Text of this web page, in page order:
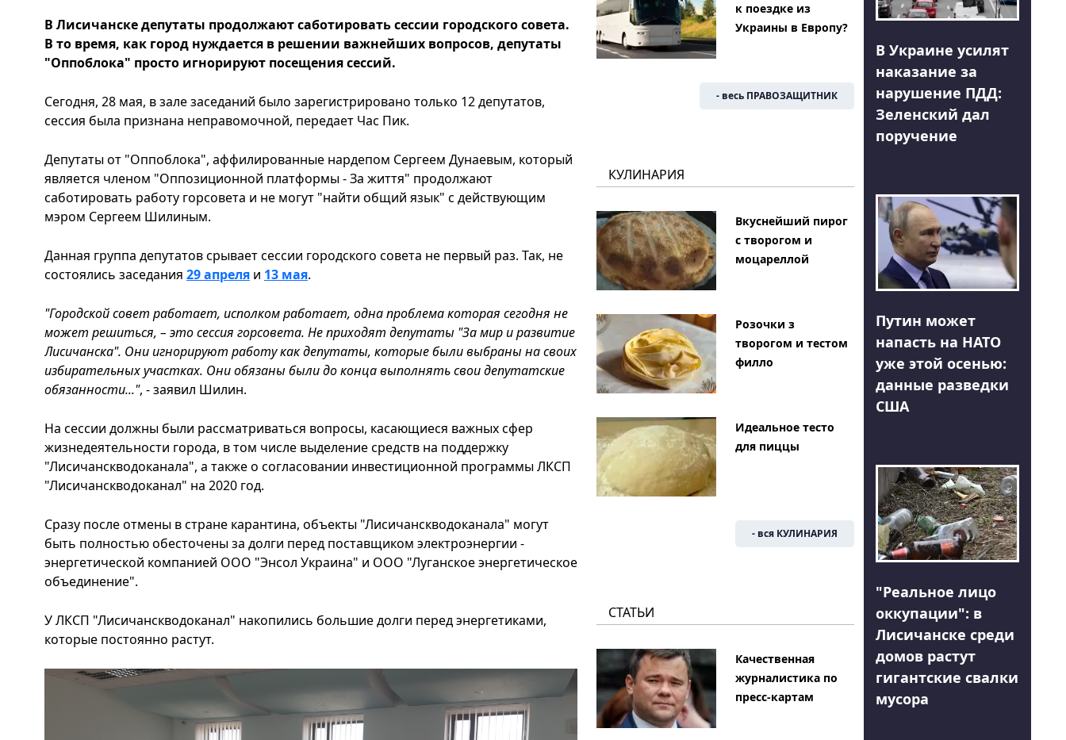
В Лисичанске депутаты продолжают саботировать сессии городского совета.
В то время, как город нуждается в решении важнейших вопросов, депутаты
"Оппоблока" просто игнорируют посещения сессий.
Сегодня, 28 мая, в зале заседаний было зарегистрировано только 12 депутатов,
сессия была признана неправомочной, передает Час Пик.
Депутаты от "Оппоблока", аффилированные нардепом Сергеем Дунаевым, который
является членом "Оппозиционной платформы - За життя" продолжают
саботировать работу горсовета и не могут "найти общий язык" с действующим
мэром Сергеем Шилиным.
Данная группа депутатов срывает сессии городского совета не первый раз. Так, не
состоялись заседания 29 апреля и 13 мая.
"Городской совет работает, исполком работает, одна проблема которая сегодня не
может решиться, – это сессия горсовета. Не приходят депутаты "За мир и развитие
Лисичанска". Они игнорируют работу как депутаты, которые были выбраны на своих
избирательных участках. Они обязаны были до конца выполнять свои депутатские
обязанности...", - заявил Шилин.
На сессии должны были рассматриваться вопросы, касающиеся важных сфер
жизнедеятельности города, в том числе выделение средств на поддержку
"Лисичанскводоканала", а также о согласовании инвестиционной программы ЛКСП
"Лисичанскводоканал" на 2020 год.
Сразу после отмены в стране карантина, объекты "Лисичанскводоканала" могут
быть полностью обесточены за долги перед поставщиком электроэнергии -
энергетической компанией ООО "Энсол Украина" и ООО "Луганское энергетическое
объединение".
У ЛКСП "Лисичанскводоканал" накопились большие долги перед энергетиками,
которые постоянно растут.
к поездке из
Украины в Европу?
- весь ПРАВОЗАЩИТНИК
КУЛИНАРИЯ
Вкуснейший пирог
с творогом и
моцареллой
Розочки з
творогом и тестом
филло
Идеальное тесто
для пиццы
- вся КУЛИНАРИЯ
СТАТЬИ
Качественная
журналистика по
пресс-картам
В Украине усилят
наказание за
нарушение ПДД:
Зеленский дал
поручение
Путин может
напасть на НАТО
уже этой осенью:
данные разведки
США
"Реальное лицо
оккупации": в
Лисичанске среди
домов растут
гигантские свалки
мусора